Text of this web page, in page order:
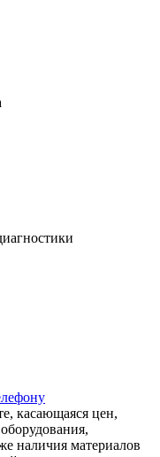
касающаяся цен,
наличия материалов